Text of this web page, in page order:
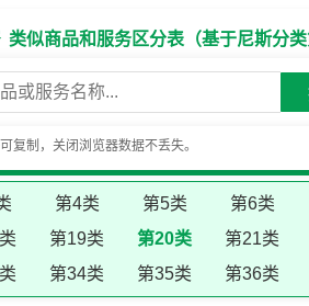
类似商品和服务区分表（基于尼斯分
复制，关闭浏览器数据不丢失。
第4类 第5类 第6类
第19类 第20类 第21类
第34类 第35类 第36类